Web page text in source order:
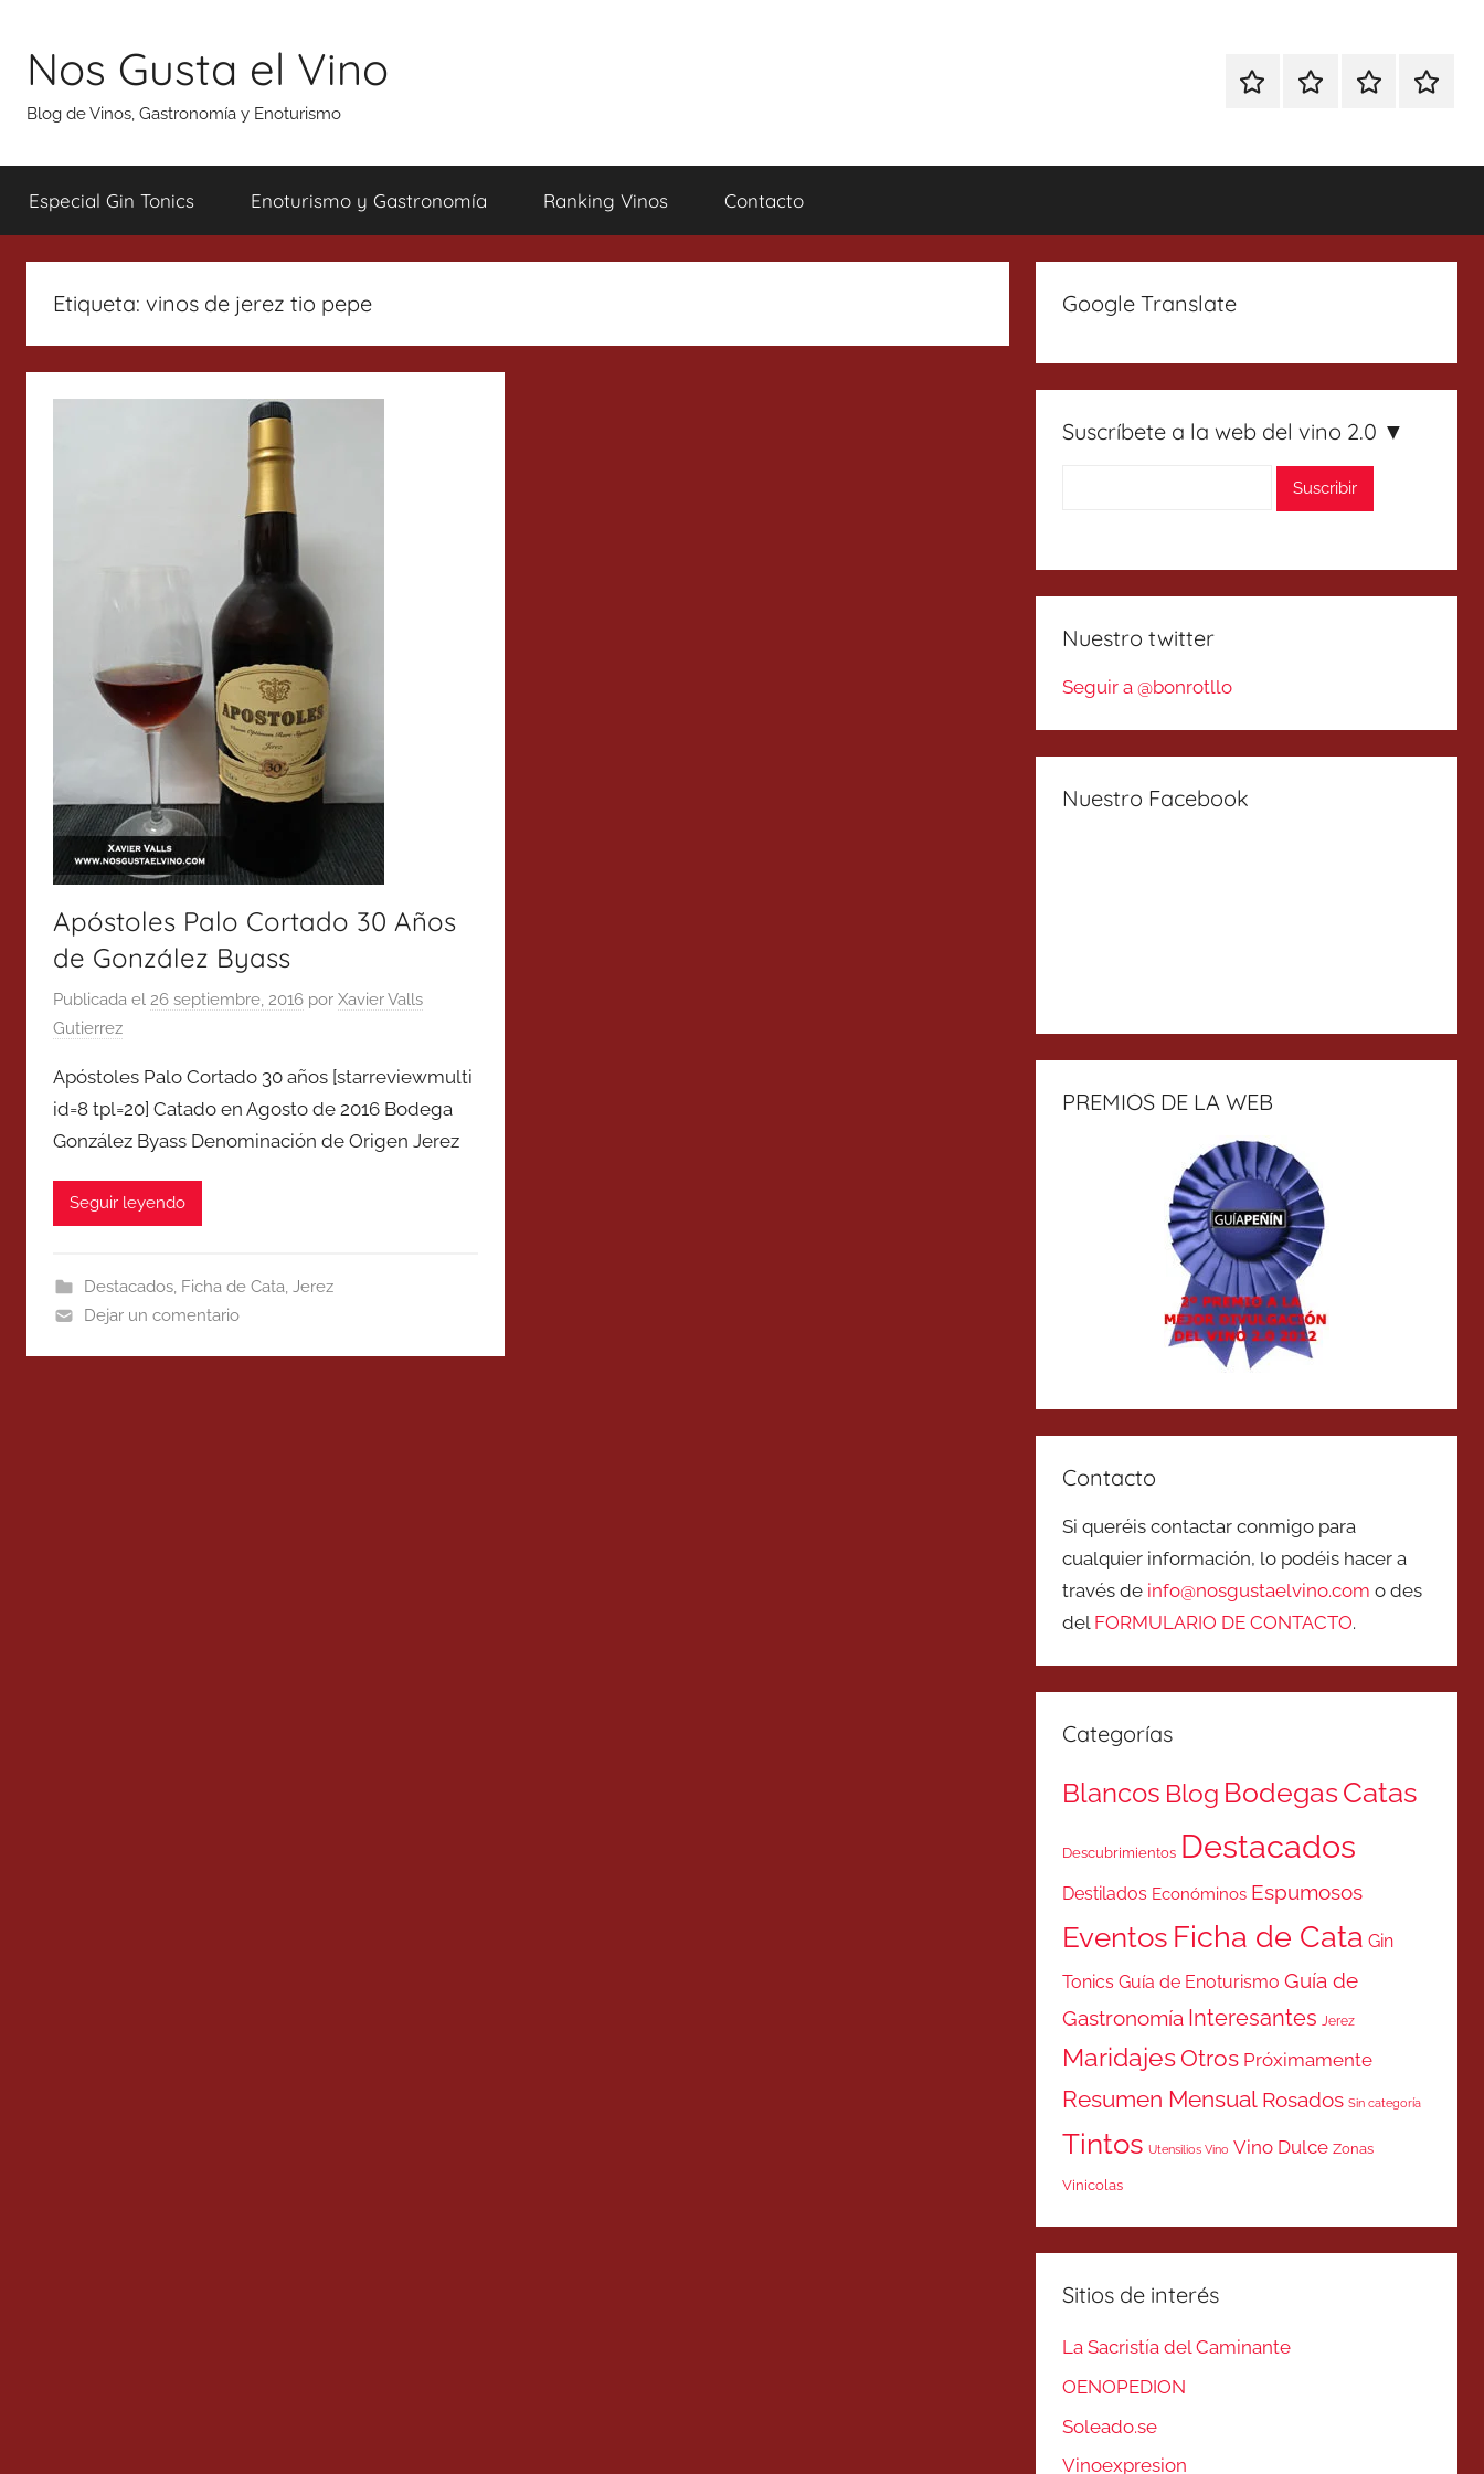
contenido
Nos Gusta el Vino
Blog de Vinos, Gastronomía y Enoturismo
EspecialEnoturismoRanking
Especial Gin Tonics Enoturismo y Gastronomía Ranking Vinos Contacto
Etiqueta: vinos de jerez tio pepe
Apóstoles Palo Cortado 30 Años
de González Byass
Publicada el 26 septiembre, 2016 por Xavier Valls
Gutierrez
Apóstoles Palo Cortado 30 años [starreviewmulti
id=8 tpl=20] Catado en Agosto de 2016 Bodega
González Byass Denominación de Origen Jerez
Seguir leyendo
Destacados, Ficha de Cata, Jerez
Dejar un comentario
Google Translate
Suscríbete a la web del vino 2.0 ▼
Nuestro twitter
Seguir a @bonrotllo
Nuestro Facebook
PREMIOS DE LA WEB
Contacto
Si queréis contactar conmigo para
cualquier información, lo podéis hacer a
través de info@nosgustaelvino.com o des
del FORMULARIO DE CONTACTO.
Categorías
Blancos Blog BodegasCatas
Descubrimientos Destacados
Destilados Económinos Espumosos
Eventos Ficha de Cata Gin
Tonics Guía de Enoturismo Guía de
Gastronomía Interesantes Jerez
MaridajesOtros Próximamente
Resumen Mensual Rosados Sin categoría
Tintos Utensilios Vino Vino Dulce Zonas
Vinicolas
Sitios de interés
La Sacristía del Caminante
OENOPEDION
Soleado.se
Vinoexpresion